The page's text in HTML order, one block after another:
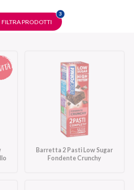
FILTRA PRODOTTI
3FILTRI
SELEZIONATI
Barretta 2 Pasti Low Sugar
Fondente Crunchy